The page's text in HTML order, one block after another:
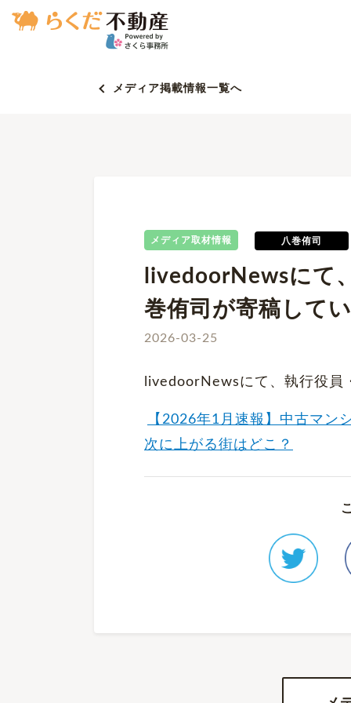
メディア掲載情報一覧へ
メディア取材情報 八巻侑司
livedoorNewsにて
巻侑司が寄稿して
2026-03-25
livedoorNewsにて、執行役員
【2026年1月速報】中古マン
次に上がる街はどこ？